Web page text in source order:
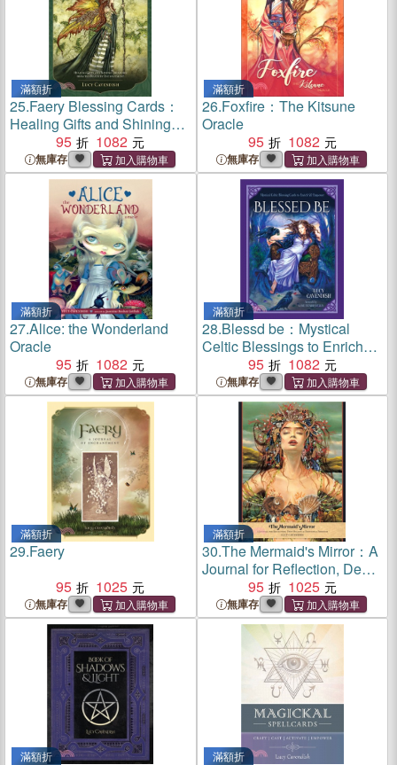
滿額折
25.Faery Blessing Cards：
Healing Gifts and Shining
Treasures from the Realm of
Enchantment
95 1082
無庫存
滿額折
26.Foxfire：The Kitsune
Oracle
95
1082
無庫存
滿額折
27.Alice: the Wonderland
Oracle
95
1082
無庫存
滿額折
28.Blessd be：Mystical
Celtic Blessings to Enrich
and Empower
95 1082
無庫存
滿額折
29.Faery
95
1025
無庫存
滿額折
30.The Mermaid's Mirror：A
Journal for Reflection, Deep
Healing and Emotional
Freedom
95 1025
無庫存
滿額折 滿額折